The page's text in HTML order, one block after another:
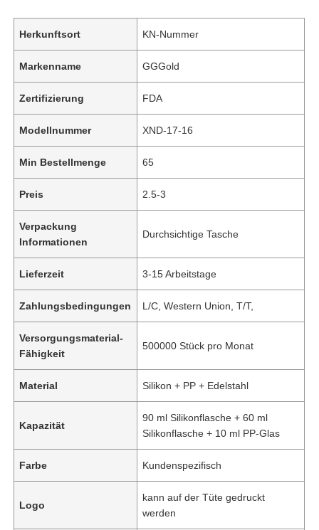
Herkunftsort KN-Nummer
Markenname GGGold
Zertifizierung FDA
Modellnummer XND-17-16
Min Bestellmenge 65
Preis 2.5-3
Verpackung
Informationen
Durchsichtige Tasche
Lieferzeit 3-15 Arbeitstage
Zahlungsbedingungen L/C, Western Union, T/T,
Versorgungsmaterial-
Fähigkeit
500000 Stück pro Monat
Material Silikon + PP + Edelstahl
Kapazität
90 ml Silikonflasche + 60 ml
Silikonflasche + 10 ml PP-Glas
Farbe Kundenspezifisch
Logo
kann auf der Tüte gedruckt
werden